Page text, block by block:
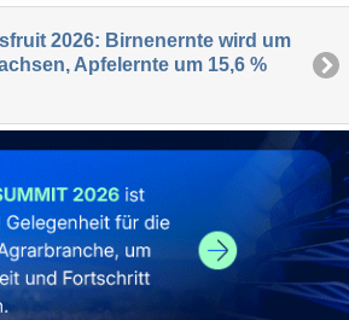
2026: Birnenernte wird um
Apfelernte um 15,6 %